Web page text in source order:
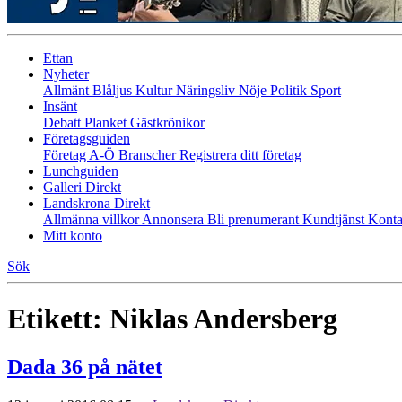
Ettan
Nyheter
Allmänt Blåljus KulturNäringsliv Nöje Politik Sport
Insänt
Debatt Planket Gästkrönikor
Företagsguiden
Företag A-Ö BranscherRegistrera ditt företag
Lunchguiden
Galleri Direkt
Landskrona Direkt
Allmänna villkorAnnonsera Bli prenumerant Kundtjänst
Mitt konto
Sök
Etikett: Niklas Andersberg
Dada 36 på nätet